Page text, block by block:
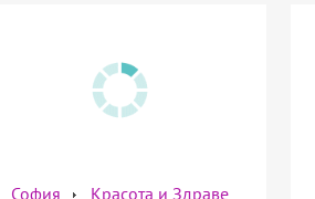
София Красота и Здраве